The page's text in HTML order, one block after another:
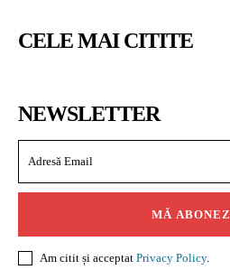
CELE MAI CITITE
NEWSLETTER
MĂ ABONEZ
Am citit și acceptat Privacy Policy.